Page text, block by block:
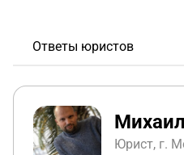
Ответы юристов
Юрист, г.